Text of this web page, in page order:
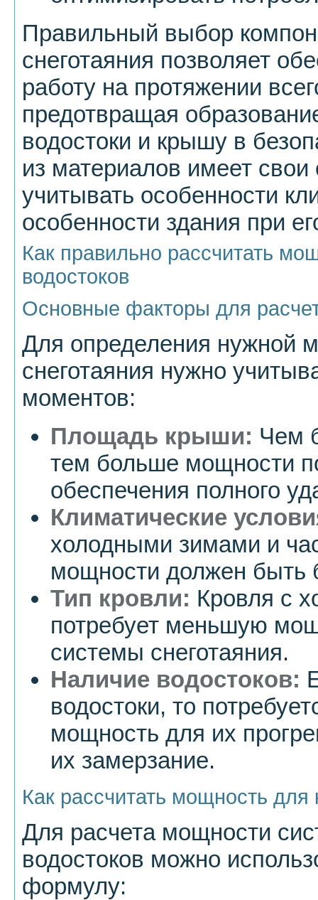
Правильный выбор
снеготаяния позволяет
работу на протяжении
предотвращая
водостоки и крышу в
из материалов имеет
учитывать особенности
особенности здания при
Как правильно рассчитать
водостоков
Основные факторы для
Для определения нужной
снеготаяния нужно
моментов:
Площадь крыши: Чем
тем больше мощности
обеспечения полного
Климатические
холодными зимами и
мощности должен быть
Тип кровли: Кровля с
потребует меньшую
системы снеготаяния.
Наличие водостоков:
водостоки, то
мощность для их
их замерзание.
Как рассчитать мощность
Для расчета мощности
водостоков можно
формулу: